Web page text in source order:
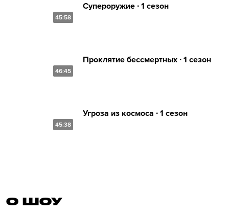
45:58
Супероружие ∙ 1 сезон
46:45
Проклятие бессмертных ∙ 1 сезон
45:38
Угроза из космоса ∙ 1 сезон
О ШОУ